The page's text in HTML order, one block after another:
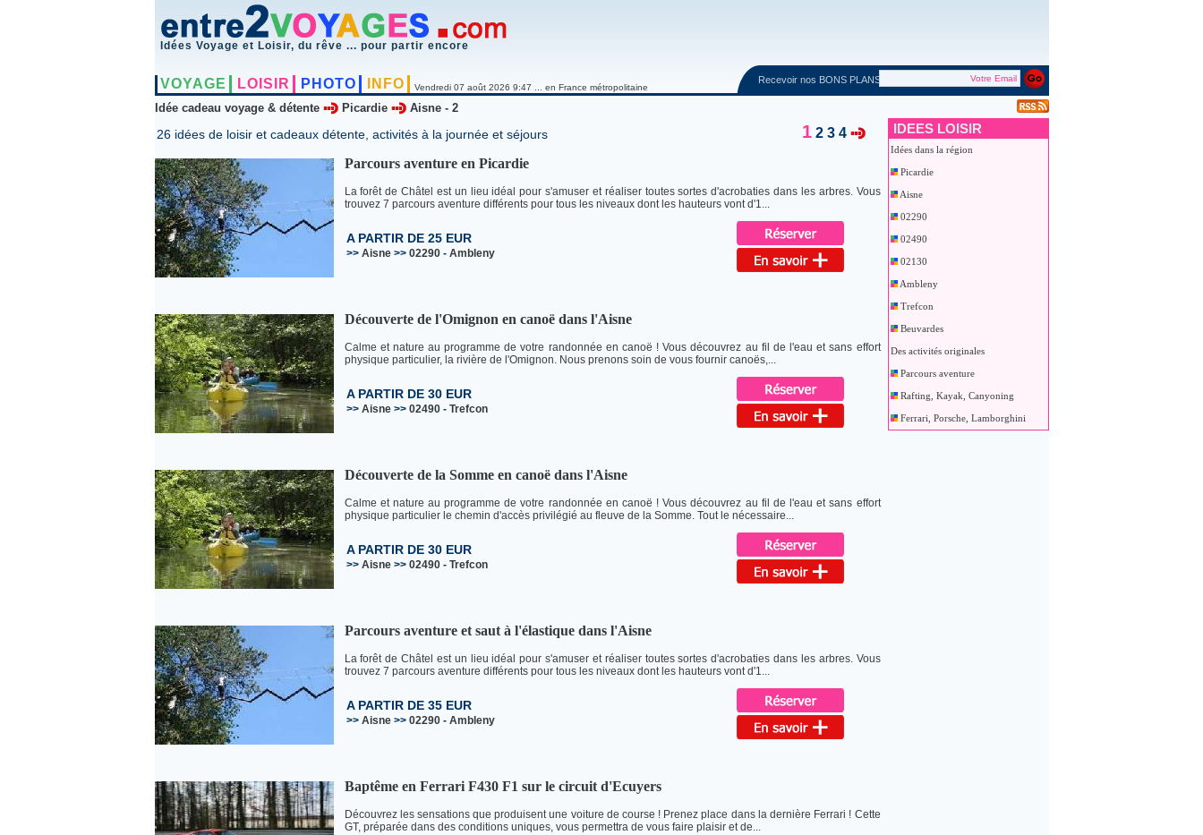
Idées Voyage et Loisir, du rêve ... pour partir encore
VOYAGE LOISIR PHOTO INFO Vendredi 07 août 2026 9:47 ... en France métropolitaine
Recevoir nos BONS PLANS
Idée cadeau voyage & détente Picardie Aisne - 2
IDEES LOISIR
Idées dans la région
Picardie
Aisne
02290
02490
02130
Ambleny
Trefcon
Beuvardes
Des activités originales
Parcours aventure
Rafting, Kayak, Canyoning
Ferrari, Porsche, Lamborghini
26 idées de loisir et cadeaux détente, activités à la journée et séjours 1 2 3 4
Parcours aventure en Picardie
La forêt de Châtel est un lieu idéal pour s'amuser et réaliser toutes sortes d'acrobaties dans les arbres. Vous
trouvez 7 parcours aventure différents pour tous les niveaux dont les hauteurs vont d'1...
A PARTIR DE 25 EUR
>> Aisne>> 02290- Ambleny
Découverte de l'Omignon en canoë dans l'Aisne
Calme et nature au programme de votre randonnée en canoë ! Vous découvrez au fil de l'eau et sans effort
physique particulier, la rivière de l'Omignon. Nous prenons soin de vous fournir canoës,...
A PARTIR DE 30 EUR
>> Aisne>> 02490- Trefcon
Découverte de la Somme en canoë dans l'Aisne
Calme et nature au programme de votre randonnée en canoë ! Vous découvrez au fil de l'eau et sans effort
physique particulier le chemin d'accès privilégié au fleuve de la Somme. Tout le nécessaire...
A PARTIR DE 30 EUR
>> Aisne>> 02490- Trefcon
Parcours aventure et saut à l'élastique dans l'Aisne
La forêt de Châtel est un lieu idéal pour s'amuser et réaliser toutes sortes d'acrobaties dans les arbres. Vous
trouvez 7 parcours aventure différents pour tous les niveaux dont les hauteurs vont d'1...
A PARTIR DE 35 EUR
>> Aisne>> 02290- Ambleny
Baptême en Ferrari F430 F1 sur le circuit d'Ecuyers
Découvrez les sensations que produisent une voiture de course ! Prenez place dans la dernière Ferrari ! Cette
GT, préparée dans des conditions uniques, vous permettra de vous faire plaisir et de...